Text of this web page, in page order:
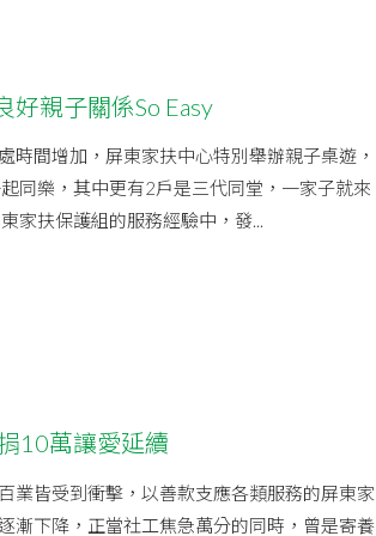
親子關係So Easy
時間增加，屏東家扶中心特別舉辦親子桌遊，
同樂，其中更有2戶是三代同堂，一家子就來
家扶保護組的服務經驗中，發...
10萬讓愛延續
業皆受到衝擊，以善款支應各類服務的屏東家
漸下降，正當社工焦急萬分的同時，曾是寄養